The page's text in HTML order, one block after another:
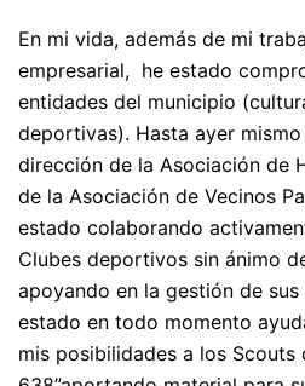
En mi vida, además de mi
empresarial, he estado
entidades del municipio
deportivas). Hasta ayer
dirección de la Asociación de
de la Asociación de Vecinos
estado colaborando
Clubes deportivos sin ánimo
apoyando en la gestión de
estado en todo momento
mis posibilidades a los Scouts